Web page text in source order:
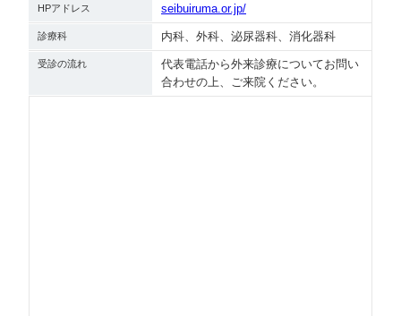
HPアドレス seibuiruma.or.jp/
診療科 内科、外科、泌尿器科、消化器科
受診の流れ
代表電話から外来診療についてお問い
合わせの上、ご来院ください。